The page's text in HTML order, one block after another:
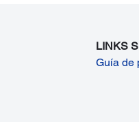
LINKS
Guía de